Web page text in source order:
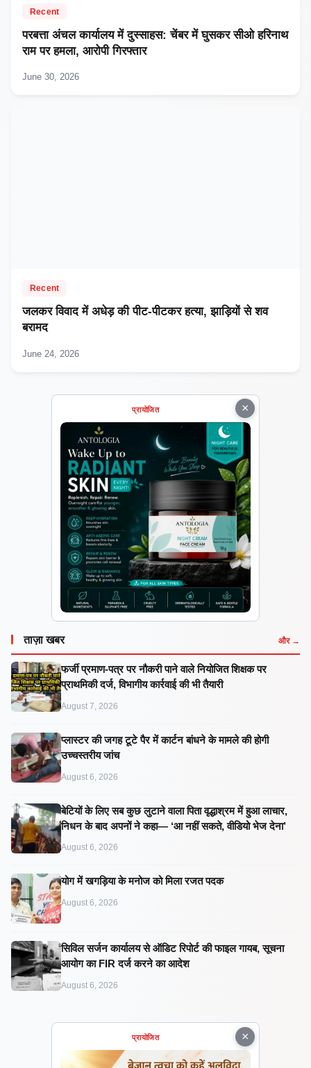
Recent
परबत्ता अंचल कार्यालय में दुस्साहस: चेंबर में घुसकर सीओ हरिनाथ
राम पर हमला, आरोपी गिरफ्तार
June 30, 2026
Recent
जलकर विवाद में अधेड़ की पीट-पीटकर हत्या, झाड़ियों से शव
बरामद
June 24, 2026
×
प्रायोजित
ताज़ा खबर और →
फर्जी प्रमाण-पत्र पर नौकरी पाने वाले नियोजित शिक्षक पर
प्राथमिकी दर्ज, विभागीय कार्रवाई की भी तैयारी
August 7, 2026
प्लास्टर की जगह टूटे पैर में कार्टन बांधने के मामले की होगी
उच्चस्तरीय जांच
August 6, 2026
बेटियों के लिए सब कुछ लुटाने वाला पिता वृद्धाश्रम में हुआ लाचार,
निधन के बाद अपनों ने कहा— ‘आ नहीं सकते, वीडियो भेज देना’
August 6, 2026
​योग में खगड़िया के मनोज को मिला रजत पदक
August 6, 2026
सिविल सर्जन कार्यालय से ऑडिट रिपोर्ट की फाइल गायब, सूचना
आयोग का FIR दर्ज करने का आदेश
August 6, 2026
×
प्रायोजित